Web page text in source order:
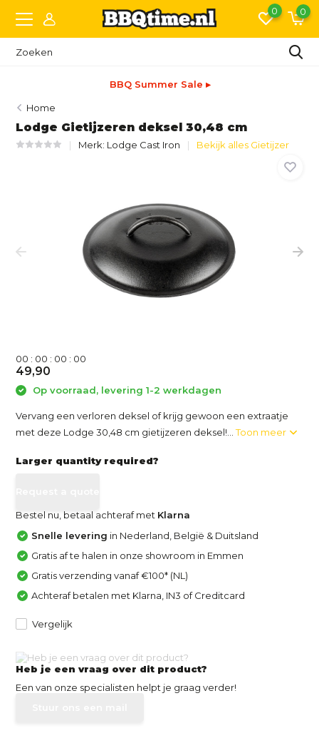
0 0
BBQ Summer Sale ▸
Home
Lodge Gietijzeren deksel 30,48 cm
Merk: Lodge Cast Iron Bekijk alles Gietijzer
00 : 00 : 00 : 00
49,90
Op voorraad, levering 1-2 werkdagen
Vervang een verloren deksel of krijg gewoon een extraatje
met deze Lodge 30,48 cm gietijzeren deksel!...Toon meer
Larger quantity required?
Bestel nu, betaal achteraf met Klarna
Snelle levering in Nederland, België & Duitsland
Gratis af te halen in onze showroom in Emmen
Gratis verzending vanaf €100* (NL)
Achteraf betalen met Klarna, IN3 of Creditcard
Vergelijk
Heb je een vraag over dit product?
Een van onze specialisten helpt je graag verder!